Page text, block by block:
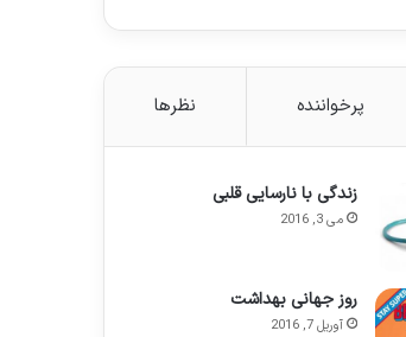
پرخواننده نظرها
زندگی با نارسایی قلبی
می 3, 2016
روز جهانی بهداشت
آوریل 7, 2016